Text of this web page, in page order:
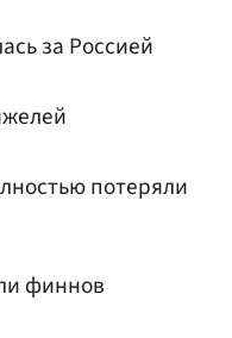
за Россией
потеряли
финнов